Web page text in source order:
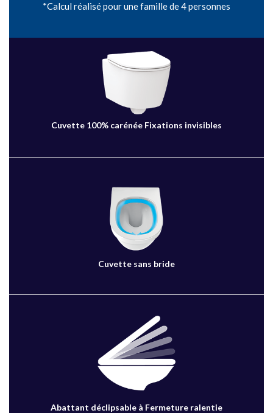
*Calcul réalisé pour une famille de 4 personnes
Cuvette 100% carénée Fixations invisibles
Cuvette sans bride
Abattant déclipsable à Fermeture ralentie